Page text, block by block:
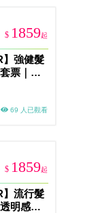
$ 1859起
】強健髮
票｜滋
69 人已觀看
$ 1859起
】流行髮
明感光